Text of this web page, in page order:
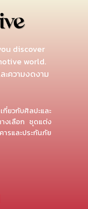
discover
world.
ความงดงาม
ยวกับศิลปะและ
งเลือก ชุดแต่ง
รและประกันภัย